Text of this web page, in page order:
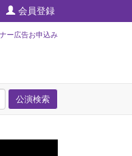
会員登録
ー広告お申込み
公演検索